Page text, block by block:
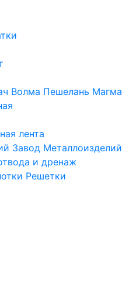
Волма Пешелань Магма
лента
Завод Металлоизделий
и дренаж
Решетки